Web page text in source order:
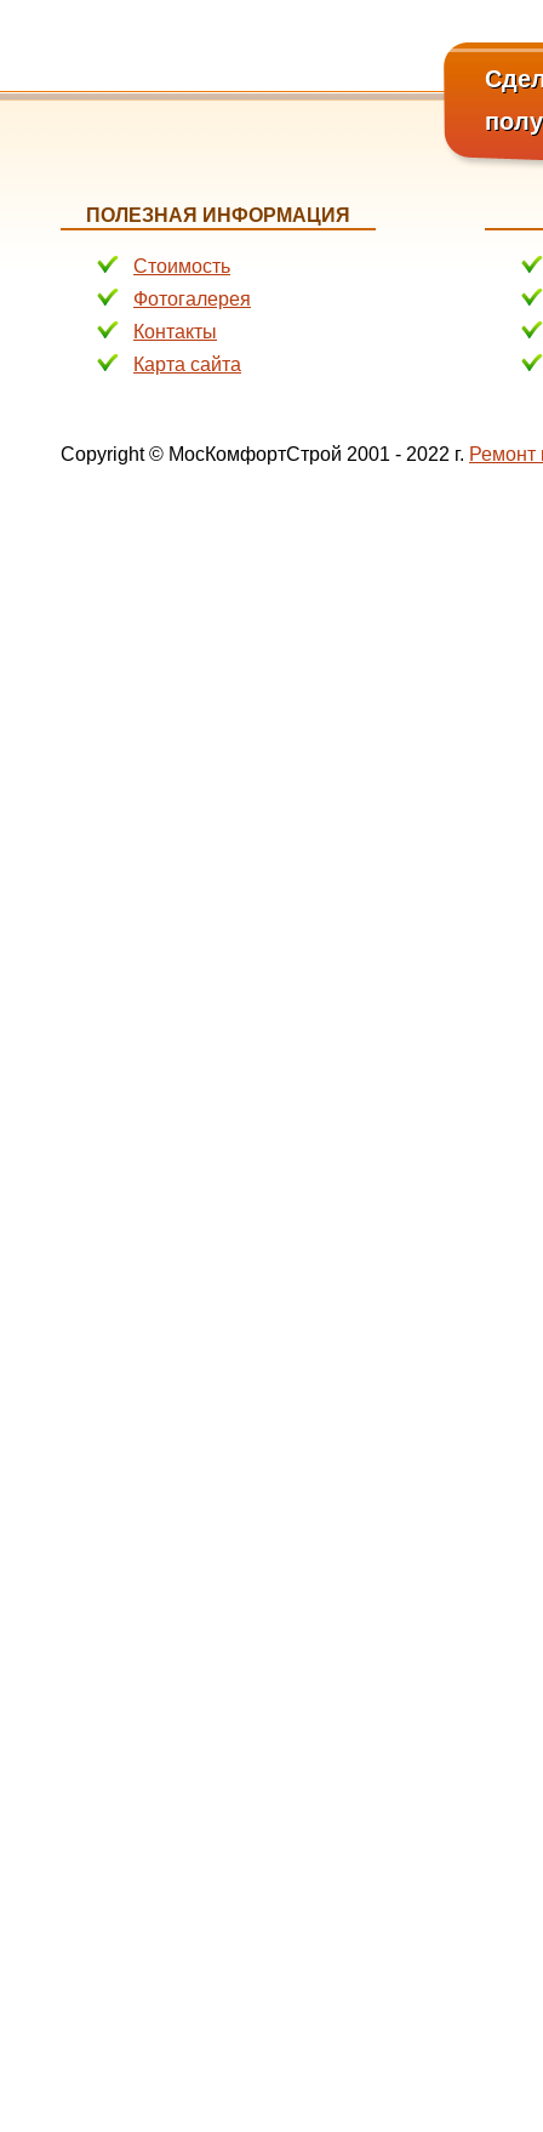
ПОЛЕЗНАЯ ИНФОРМАЦИЯ
Стоимость
Фотогалерея
Контакты
Карта сайта
Copyright © МосКомфортСтрой 2001 - 2022 г. Ремонт